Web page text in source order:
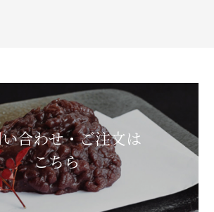
合わせ・ご注文は
こちら